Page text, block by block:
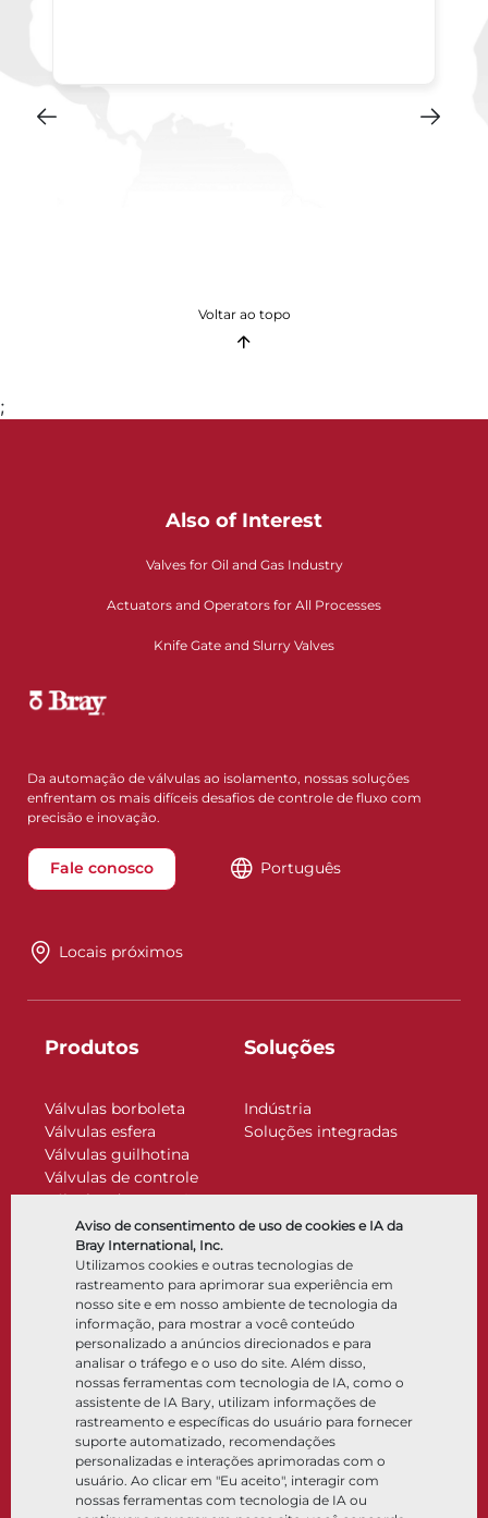
Aviso de consentimento de uso de cookies e IA da
Bray International, Inc.
Utilizamos cookies e outras tecnologias de
rastreamento para aprimorar sua experiência em
nosso site e em nosso ambiente de tecnologia da
informação, para mostrar a você conteúdo
personalizado a anúncios direcionados e para
analisar o tráfego e o uso do site. Além disso,
nossas ferramentas com tecnologia de IA, como o
assistente de IA Bary, utilizam informações de
rastreamento e específicas do usuário para fornecer
suporte automatizado, recomendações
personalizadas e interações aprimoradas com o
usuário. Ao clicar em "Eu aceito", interagir com
nossas ferramentas com tecnologia de IA ou
Voltar ao topo
;
Also of Interest
Valves for Oil and Gas Industry
Actuators and Operators for All Processes
Knife Gate and Slurry Valves
Da automação de válvulas ao isolamento, nossas soluções
enfrentam os mais difíceis desafios de controle de fluxo com
precisão e inovação.
Fale conosco Português
Locais próximos
Produtos
Válvulas borboleta
Válvulas esfera
Válvulas guilhotina
Válvulas de controle
Válvulas de retenção
Atuadores
Acessórios de controle
Criogênico
Soluções
Indústria
Soluções integradas
Empresa
Sobre
Locais
Parceria
Sustentabilidade
Portal do cliente
Recursos
Documentos
Centro de conhecimento
Software
Seleção de materiais